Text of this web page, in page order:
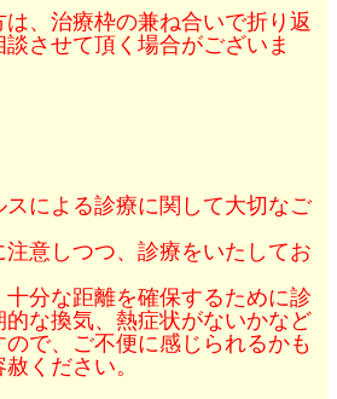
は、治療枠の兼ね合いで折り返
させて頂く場合がございま
による診療に関して大切なご
意しつつ、診療をいたしてお
分な距離を確保するために診
な換気、熱症状がないかなど
で、ご不便に感じられるかも
ください。